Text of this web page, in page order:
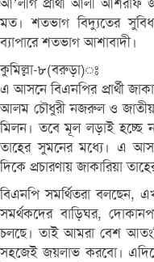
আ’লীগ প্রার্থী আলী আশরাফ
মত। শতভাগ বিদ্যুতের
ব্যাপারে শতভাগ আশাবাদী।
কুমিল্লা-৮(বরুড়া)ঃ
এ আসনে বিএনপির প্রার্থী
আলম চৌধুরী নজরুল ও জাতীয়
মিলন। তবে মূল লড়াই হচ্ছে
তাহের সুমনের মধ্যে। এ
দিকে প্রচারণায় জাকারিয়া
বিএনপি সমর্থিতরা বলছেন,
সমর্থকদের বাড়িঘর,
চলছে। তাই আমরা বেশ
সহজেই জয়লাভ করবো।